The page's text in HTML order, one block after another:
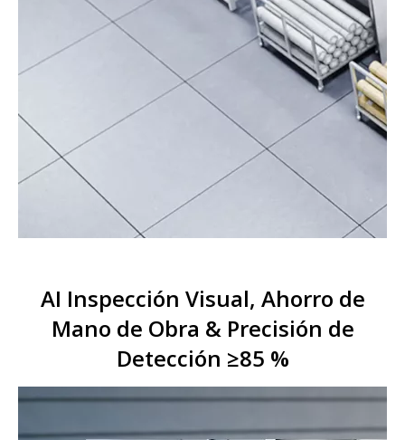
AI Inspección Visual, Ahorro de
Mano de Obra & Precisión de
Detección ≥85 %